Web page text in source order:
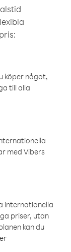
köper något,
till alla
med Vibers
internationella
priser, utan
kan du